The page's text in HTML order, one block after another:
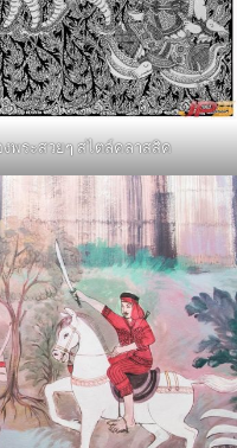
งพระสวยๆ สไตล์คลาสสิค